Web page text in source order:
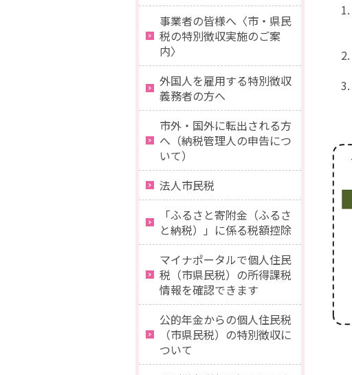
事業者の皆様へ〈市・県民
税の特別徴収実施のご案
内〉
外国人を雇用する特別徴収
義務者の方へ
市外・国外に転出される方
へ（納税管理人の申告につ
いて）
法人市民税
「ふるさと寄附金（ふるさ
と納税）」に係る税額控除
マイナポータルで個人住民
税（市県民税）の所得課税
情報を確認できます
公的年金からの個人住民税
（市県民税）の特別徴収に
ついて